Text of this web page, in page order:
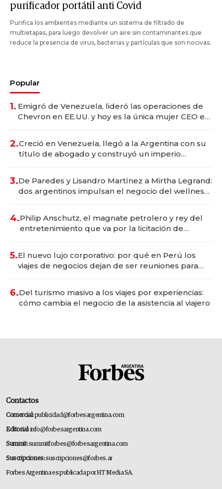
purificador portátil anti Covid
Purifica los ambientes mediante un sistema de filtrado de
multietapas, para luego devolver un aire sin contaminantes que
reduce la presencia de virus, bacterias y partículas que son nocivas.
Popular
1. Emigró de Venezuela, lideró las operaciones de
Chevron en EE.UU. y hoy es la única mujer CEO en
2.Creció en Venezuela, llegó a la Argentina con su
título de abogado y construyó un imperio
3.De Paredes y Lisandro Martínez a Mirtha Legrand:
dos argentinos impulsan el negocio del wellness
4.Philip Anschutz, el magnate petrolero y rey del
entretenimiento que va por la licitación de
5.El nuevo lujo corporativo: por qué en Perú los
viajes de negocios dejan de ser reuniones para
6.Del turismo masivo a los viajes por experiencias:
cómo cambia el negocio de la asistencia al viajero
Contactos
Comercial:publicidad@forbesargentina.com
Editorial:info@forbesargentina.com
Summit:summitforbes@forbesargentina.com
Suscripciones:suscripciones@forbes.ar
Forbes Argentina es publicada por HT Media SA.